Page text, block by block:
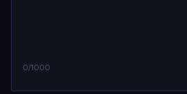
0/1000